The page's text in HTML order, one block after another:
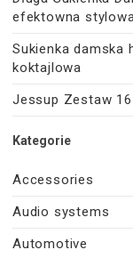
efektowna
Sukienka damska
koktajlowa
Jessup Zestaw
Kategorie
Accessories
Audio systems
Automotive